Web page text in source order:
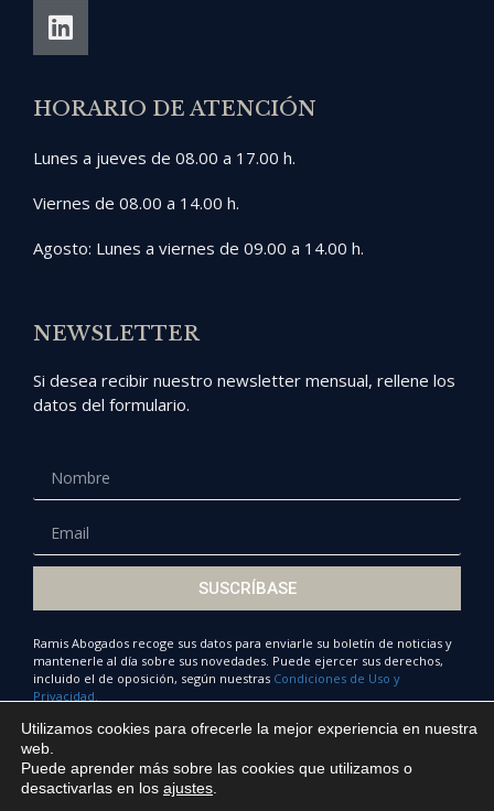
HORARIO DE ATENCIÓN
Lunes a jueves de 08.00 a 17.00 h.
Viernes de 08.00 a 14.00 h.
Agosto: Lunes a viernes de 09.00 a 14.00 h.
NEWSLETTER
Si desea recibir nuestro newsletter mensual, rellene los
datos del formulario.
SUSCRÍBASE
Ramis Abogados recoge sus datos para enviarle su boletín de noticias y
mantenerle al día sobre sus novedades. Puede ejercer sus derechos,
incluido el de oposición, según nuestras Condiciones de Uso y
Privacidad.
© Ramis Abogados 2022
Utilizamos cookies para ofrecerle la mejor experiencia en nuestra
web.
Puede aprender más sobre las cookies que utilizamos o
desactivarlas en los ajustes